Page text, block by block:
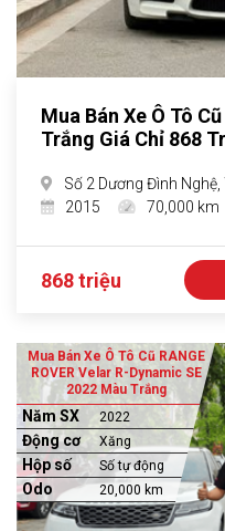
Mua Bán Xe Ô Tô
Trắng Giá Chỉ 868
Số 2 Dương Đình Nghệ,
2015
70,000 km
868 triệu
Mua Bán Xe Ô Tô Cũ RANGE
ROVER Velar R-Dynamic SE
2022 Màu Trắng
Năm SX 2022
Động cơ Xăng
Hộp số Số tự động
Odo 20,000 km